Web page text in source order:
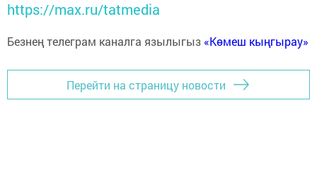
https://max.ru/tatmedia
Безнең телеграм каналга язылыгыз «Көмеш кыңгырау»
Перейти на страницу новости